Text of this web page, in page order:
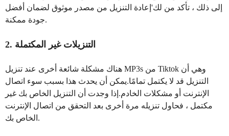
إلى ذلك ، تأكد من لك'إعادة التنزيل من مصدر موثوق لضمان أفضل
جودة ممكنة.
2. التنزيلات غير المكتملة
هناك مشكلة شائعة أخرى عند تنزيل MP3s من Tiktok وهي أن
التنزيل قد لا يكتمل تمامًا.يمكن أن يحدث هذا بسبب سوء اتصال
الإنترنت أو مشكلات الخادم.إذا وجدت أن التنزيل الخاص بك غير
مكتمل ، فحاول تنزيله مرة أخرى بعد التحقق من اتصال الإنترنت
الخاص بك.